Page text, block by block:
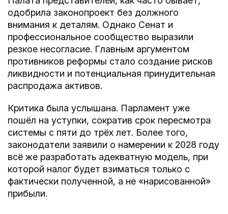
одобрила законопроект без должного
внимания к деталям. Однако Сенат и
профессиональное сообщество выразили
резкое несогласие. Главным аргументом
противников реформы стало создание рисков
ликвидности и потенциальная принудительная
распродажа активов.
Критика была услышана. Парламент уже
пошёл на уступки, сократив срок пересмотра
системы с пяти до трёх лет. Более того,
законодатели заявили о намерении к 2028 году
всё же разработать адекватную модель, при
которой налог будет взиматься только с
фактически полученной, а не «нарисованной»
прибыли.